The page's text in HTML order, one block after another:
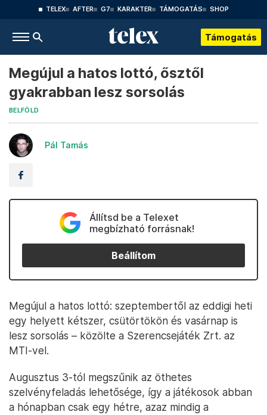
TELEX AFTER G7 KARAKTER TÁMOGATÁS SHOP
Támogatás
Megújul a hatos lottó, ősztől
gyakrabban lesz sorsolás
BELFÖLD
Pál Tamás
Állítsd be a Telexet
megbízható forrásnak!
Beállítom
Megújul a hatos lottó: szeptembertől az eddigi heti
egy helyett kétszer, csütörtökön és vasárnap is
lesz sorsolás – közölte a Szerencsejáték Zrt. az
MTI-vel.
Augusztus 3-tól megszűnik az öthetes
szelvényfeladás lehetősége, így a játékosok abban
a hónapban csak egy hétre, azaz mindig a